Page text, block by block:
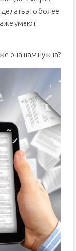
это более
умеют
она нам нужна?